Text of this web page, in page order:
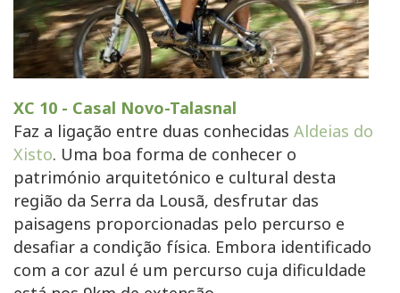
XC 10 - Casal Novo-Talasnal
Faz a ligação entre duas conhecidas Aldeias do
Xisto. Uma boa forma de conhecer o
património arquitetónico e cultural desta
região da Serra da Lousã, desfrutar das
paisagens proporcionadas pelo percurso e
desafiar a condição física. Embora identificado
com a cor azul é um percurso cuja dificuldade